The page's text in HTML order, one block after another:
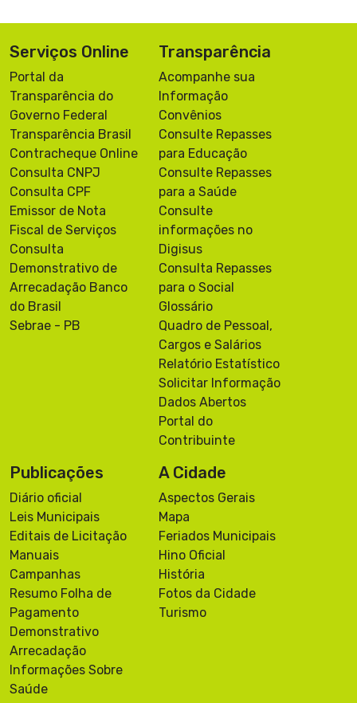
Serviços Online
Portal da
Transparência do
Governo Federal
Transparência Brasil
Contracheque Online
Consulta CNPJ
Consulta CPF
Emissor de Nota
Fiscal de Serviços
Consulta
Demonstrativo de
Arrecadação Banco
do Brasil
Sebrae - PB
Transparência
Acompanhe sua
Informação
Convênios
Consulte Repasses
para Educação
Consulte Repasses
para a Saúde
Consulte
informações no
Digisus
Consulta Repasses
para o Social
Glossário
Quadro de Pessoal,
Cargos e Salários
Relatório Estatístico
Solicitar Informação
Dados Abertos
Portal do
Contribuinte
Publicações
Diário oficial
Leis Municipais
Editais de Licitação
Manuais
Campanhas
Resumo Folha de
Pagamento
Demonstrativo
Arrecadação
Informações Sobre
Saúde
A Cidade
Aspectos Gerais
Mapa
Feriados Municipais
Hino Oficial
História
Fotos da Cidade
Turismo